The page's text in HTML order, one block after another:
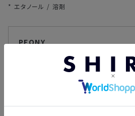
* エタノール / 溶剤
PEONY
「ピオニー」はSHIRO
よりもフレッシュで、「ホワイトティ
な、甘さと爽やかさの調和がとれた
まとうたび花畑がまぶたに浮かぶ